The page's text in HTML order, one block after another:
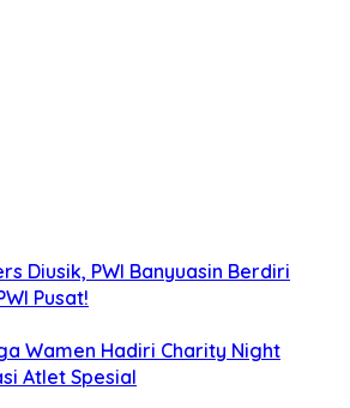
Diusik, PWI Banyuasin Berdiri
Pusat!
Wamen Hadiri Charity Night
Atlet Spesial